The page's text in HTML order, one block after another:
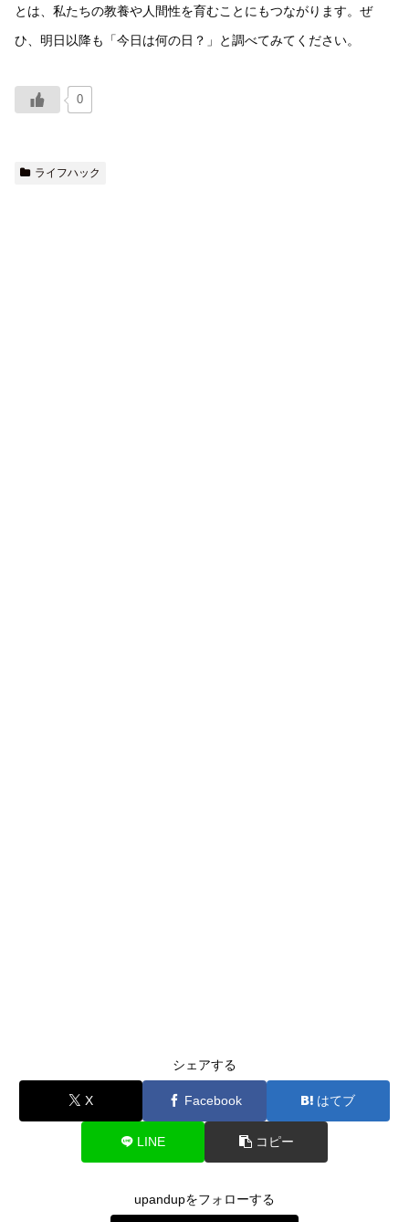
とは、私たちの教養や人間性を育むことにもつながります。ぜ
ひ、明日以降も「今日は何の日？」と調べてみてください。
0
ライフハック
シェアする
X Facebook はてブ
LINE コピー
upandupをフォローする